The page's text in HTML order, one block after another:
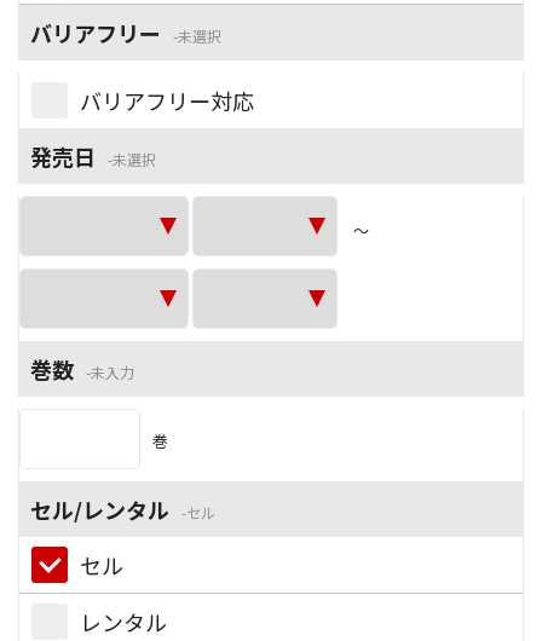
バリアフリー
未選択
バリアフリー対応
発売日
未選択
～
巻数 未入力
巻
セル/レンタル セル
セル
レンタル